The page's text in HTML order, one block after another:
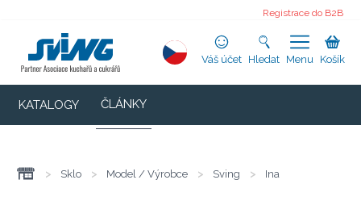
Registrace do B2B
Váš účet Hledat Menu Košík
KATALOGY ČLÁNKY
> Sklo > Model / Výrobce > Sving > Ina